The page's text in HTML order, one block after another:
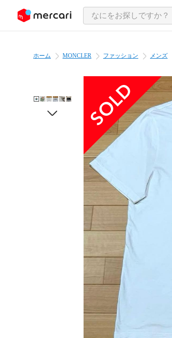
ツにスキップ
ホーム MONCLER ファッション メンズ